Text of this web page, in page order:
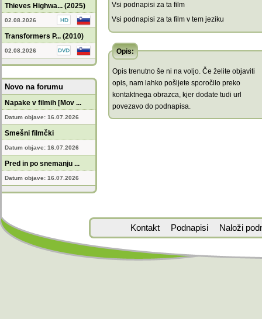
Thieves Highwa... (2025)
02.08.2026
Transformers P... (2010)
02.08.2026
Novo na forumu
Napake v filmih [Mov ...
Datum objave: 16.07.2026
Smešni filmčki
Datum objave: 16.07.2026
Pred in po snemanju ...
Datum objave: 16.07.2026
Vsi podnapisi za ta film
Vsi podnapisi za ta film v tem jeziku
Opis:
Opis trenutno še ni na voljo. Če želite objaviti
opis, nam lahko pošljete sporočilo preko
kontaktnega obrazca, kjer dodate tudi url
povezavo do podnapisa.
Kontakt Podnapisi Naloži